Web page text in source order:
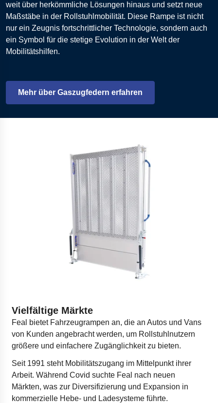
weit über herkömmliche Lösungen hinaus und setzt neue
Maßstäbe in der Rollstuhlmobilität. Diese Rampe ist nicht
nur ein Zeugnis fortschrittlicher Technologie, sondern auch
ein Symbol für die stetige Evolution in der Welt der
Mobilitätshilfen.
Mehr über Gaszugfedern erfahren
Vielfältige Märkte
Feal bietet Fahrzeugrampen an, die an Autos und Vans
von Kunden angebracht werden, um Rollstuhlnutzern
größere und einfachere Zugänglichkeit zu bieten.
Seit 1991 steht Mobilitätszugang im Mittelpunkt ihrer
Arbeit. Während Covid suchte Feal nach neuen
Märkten, was zur Diversifizierung und Expansion in
kommerzielle Hebe- und Ladesysteme führte.